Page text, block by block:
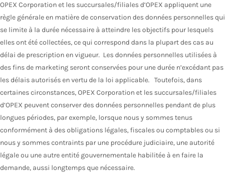
OPEX Corporation et les succursales/filiales d’OPEX appliquent une
règle générale en matière de conservation des données personnelles qui
se limite à la durée nécessaire à atteindre les objectifs pour lesquels
elles ont été collectées, ce qui correspond dans la plupart des cas au
délai de prescription en vigueur. Les données personnelles utilisées à
des fins de marketing seront conservées pour une durée n’excédant pas
les délais autorisés en vertu de la loi applicable. Toutefois, dans
certaines circonstances, OPEX Corporation et les succursales/filiales
d’OPEX peuvent conserver des données personnelles pendant de plus
longues périodes, par exemple, lorsque nous y sommes tenus
conformément à des obligations légales, fiscales ou comptables ou si
nous y sommes contraints par une procédure judiciaire, une autorité
légale ou une autre entité gouvernementale habilitée à en faire la
demande, aussi longtemps que nécessaire.